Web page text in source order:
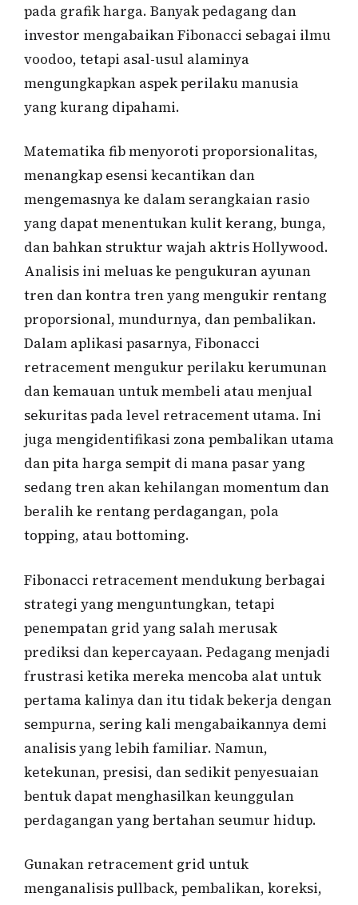
pada grafik harga. Banyak pedagang dan
investor mengabaikan Fibonacci sebagai ilmu
voodoo, tetapi asal-usul alaminya
mengungkapkan aspek perilaku manusia
yang kurang dipahami.
Matematika fib menyoroti proporsionalitas,
menangkap esensi kecantikan dan
mengemasnya ke dalam serangkaian rasio
yang dapat menentukan kulit kerang, bunga,
dan bahkan struktur wajah aktris Hollywood.
Analisis ini meluas ke pengukuran ayunan
tren dan kontra tren yang mengukir rentang
proporsional, mundurnya, dan pembalikan.
Dalam aplikasi pasarnya, Fibonacci
retracement mengukur perilaku kerumunan
dan kemauan untuk membeli atau menjual
sekuritas pada level retracement utama. Ini
juga mengidentifikasi zona pembalikan utama
dan pita harga sempit di mana pasar yang
sedang tren akan kehilangan momentum dan
beralih ke rentang perdagangan, pola
topping, atau bottoming.
Fibonacci retracement mendukung berbagai
strategi yang menguntungkan, tetapi
penempatan grid yang salah merusak
prediksi dan kepercayaan. Pedagang menjadi
frustrasi ketika mereka mencoba alat untuk
pertama kalinya dan itu tidak bekerja dengan
sempurna, sering kali mengabaikannya demi
analisis yang lebih familiar. Namun,
ketekunan, presisi, dan sedikit penyesuaian
bentuk dapat menghasilkan keunggulan
perdagangan yang bertahan seumur hidup.
Gunakan retracement grid untuk
menganalisis pullback, pembalikan, koreksi,